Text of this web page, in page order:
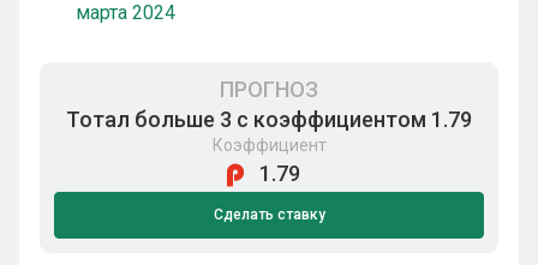
марта 2024
ПРОГНОЗ
Тотал больше 3 с коэффициентом 1.79
Коэффициент
1.79
Сделать ставку